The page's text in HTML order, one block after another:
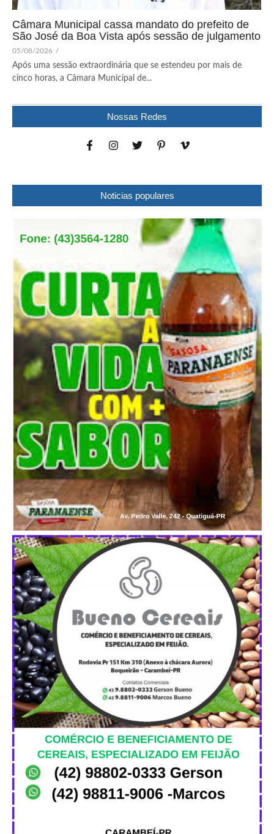
Câmara Municipal cassa mandato do prefeito de
São José da Boa Vista após sessão de julgamento
05/08/2026 /
Após uma sessão extraordinária que se estendeu por mais de
cinco horas, a Câmara Municipal de...
Nossas Redes
Noticias populares